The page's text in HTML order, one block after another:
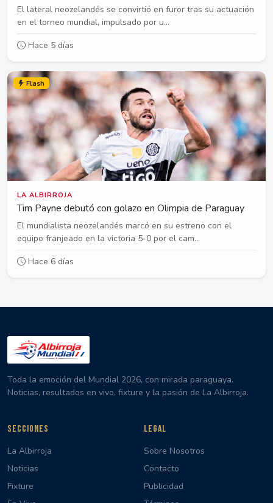
El lateral neozelandés se convirtió en furor tras su actuación
en el torneo mundial, impulsado por u...
Hace 5 días
Flash
LA ALBIRROJA
Tim Payne debutó con golazo en Olimpia de Paraguay
El mundialista neozelandés marcó en su estreno con el
equipo franjeado en la victoria 5-0 por el cam...
Hace 6 días
Toda la emoción del Mundial 2026, con mirada paraguaya.
Noticias, resultados en vivo, fixture y la pasión de La Albirroja.
SECCIONES
La Albirroja
Noticias
Fixture
LEGAL
Sobre Nosotros
Contacto
Publicidad